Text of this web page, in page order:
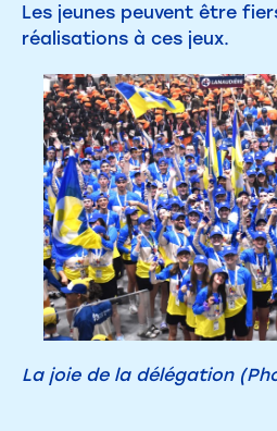
Les jeunes peuvent être
réalisations à ces jeux.
La joie de la délégation